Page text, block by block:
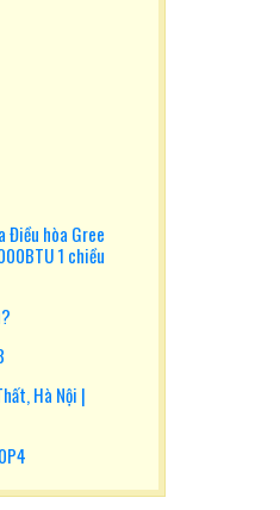
Điều hòa Gree
1 chiều
Hà Nội |